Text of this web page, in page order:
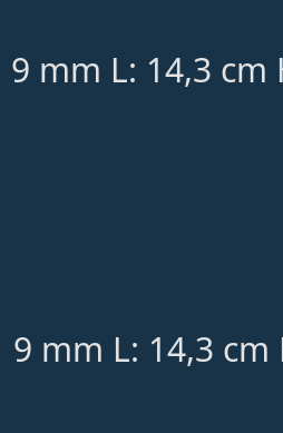
9 mm L: 14,3
9 mm L: 14,3